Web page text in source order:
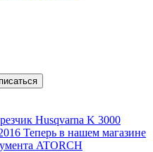
Husqvarna K 3000
Теперь в нашем магазине
ATORCH